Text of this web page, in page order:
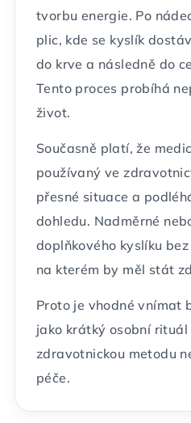
tvorbu energie. Po
plic, kde se kyslík
do krve a následně do
Tento proces probíhá
život.
Současně platí, že
používaný ve
přesné situace a
dohledu. Nadměrné
doplňkového kyslíku
na kterém by měl stát
Proto je vhodné vnímat
jako krátký osobní
zdravotnickou metodu
péče.